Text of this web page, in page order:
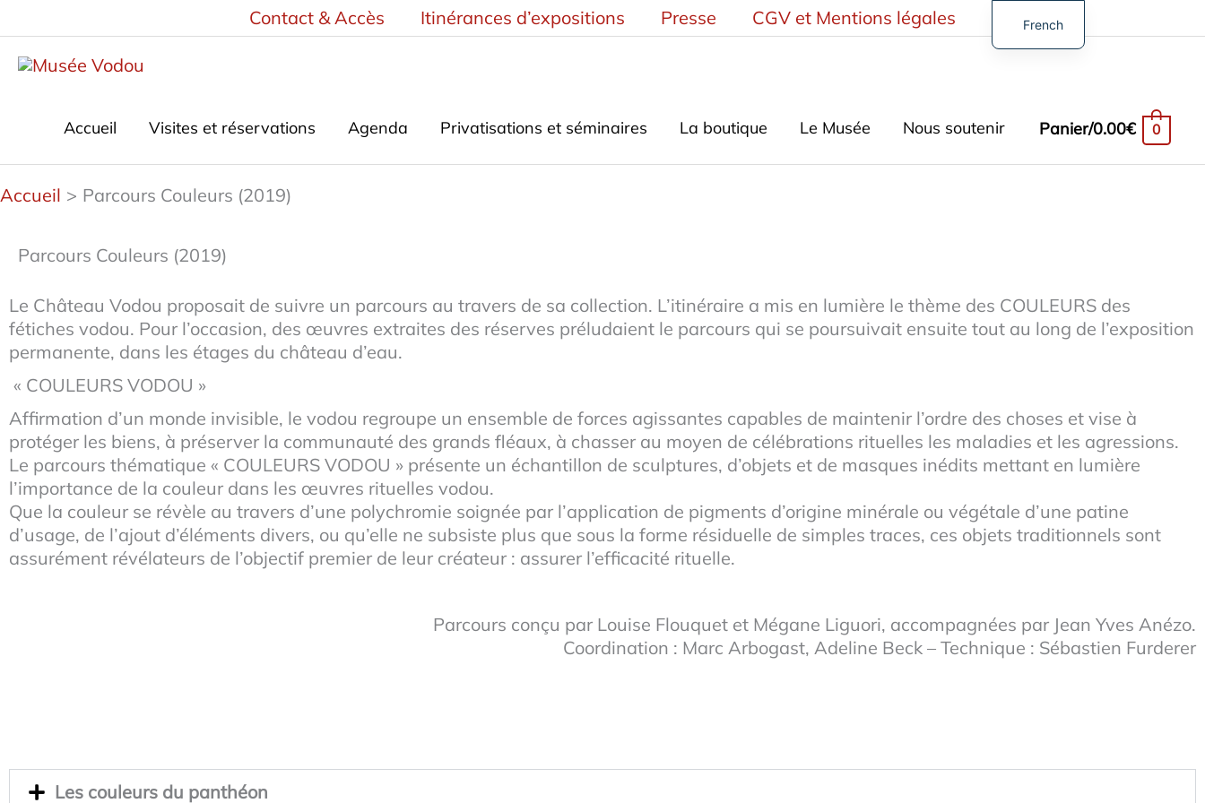
contenu
Contact & Accès Itinérances d’expositions Presse CGV et Mentions légales
Accueil Visites et réservations Agenda Privatisations et séminaires La boutique Le Musée Nous soutenir Panier/0.00€ 0
Accueil Parcours Couleurs (2019)
Parcours Couleurs (2019)
Le Château Vodou proposait de suivre un parcours au travers de sa collection. L’itinéraire a mis en lumière le thème des COULEURS des
fétiches vodou. Pour l’occasion, des œuvres extraites des réserves préludaient le parcours qui se poursuivait ensuite tout au long de l’exposition
permanente, dans les étages du château d’eau.
« COULEURS VODOU »
Affirmation d’un monde invisible, le vodou regroupe un ensemble de forces agissantes capables de maintenir l’ordre des choses et vise à
protéger les biens, à préserver la communauté des grands fléaux, à chasser au moyen de célébrations rituelles les maladies et les agressions.
Le parcours thématique « COULEURS VODOU » présente un échantillon de sculptures, d’objets et de masques inédits mettant en lumière
l’importance de la couleur dans les œuvres rituelles vodou.
Que la couleur se révèle au travers d’une polychromie soignée par l’application de pigments d’origine minérale ou végétale d’une patine
d’usage, de l’ajout d’éléments divers, ou qu’elle ne subsiste plus que sous la forme résiduelle de simples traces, ces objets traditionnels sont
assurément révélateurs de l’objectif premier de leur créateur : assurer l’efficacité rituelle.
Parcours conçu par Louise Flouquet et Mégane Liguori, accompagnées par Jean Yves Anézo.
Coordination : Marc Arbogast, Adeline Beck – Technique : Sébastien Furderer
Haïti
Crâne
Mami wata
Bocio
Guélédés
Mami Wata
Gabara
Kossou
Vue d'ensemble
Les couleurs du panthéon
French
English